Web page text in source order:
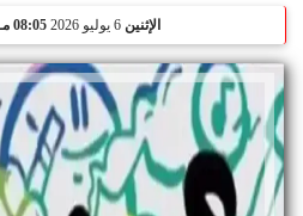
الإثنين 6 يوليو 2026 08:05 مـ